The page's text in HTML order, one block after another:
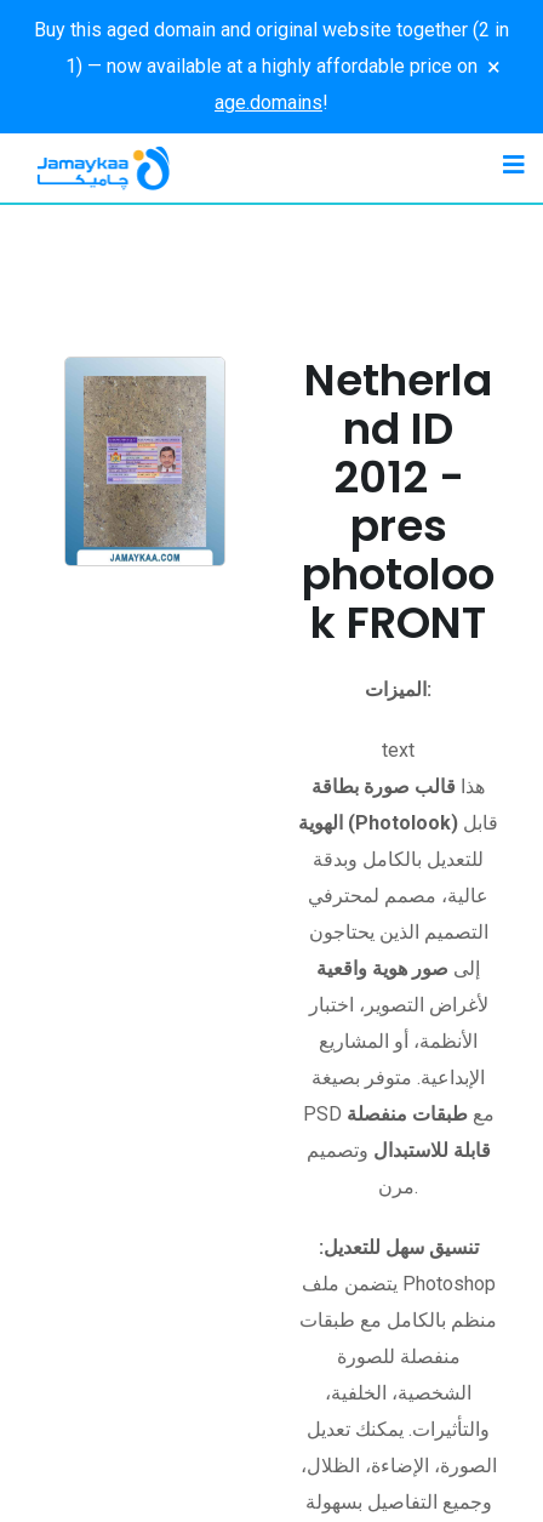
Buy this aged domain and original website together (2 in
1) — now available at a highly affordable price on
age.domains!
×
Netherla
nd ID
2012 -
pres
photoloo
k FRONT
الميزات:
text
هذا قالب صورة بطاقة
الهوية (Photolook)
للتعديل بالكامل وبدقة
عالية، مصمم لمحترفي
التصميم الذين يحتاجون
إلى صور هوية واقعية
لأغراض التصوير، اختبار
الأنظمة، أو المشاريع
الإبداعية. متوفر بصيغة
PSD معطبقات منفصلة
قابلة للاستبدال وتصميم
مرن.
تنسيق سهل للتعديل:
يتضمن ملف Photoshop
منظم بالكامل مع طبقات
منفصلة للصورة
الشخصية، الخلفية،
والتأثيرات. يمكنك تعديل
الصورة، الإضاءة، الظلال،
وجميع التفاصيل بسهولة